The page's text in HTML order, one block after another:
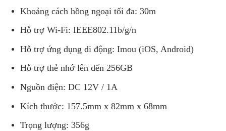
Khoảng cách hồng ngoại tối đa: 30m
Hỗ trợ Wi-Fi: IEEE802.11b/g/n
Hỗ trợ ứng dụng di động: Imou (iOS, Android)
Hỗ trợ thẻ nhớ lên đến 256GB
Nguồn điện: DC 12V / 1A
Kích thước: 157.5mm x 82mm x 68mm
Trọng lượng: 356g